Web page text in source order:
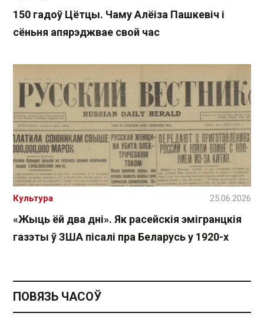
150 гадоў Цётцы. Чаму Алёіза Пашкевіч і
сёньня апярэджвае свой час
«Жыць ёй два дні». Як расейскія эмігранцкія
газэты ў ЗША пісалі пра Беларусь у 1920-х
Культура 25.06.2026
ПОВЯЗЬ ЧАСОЎ